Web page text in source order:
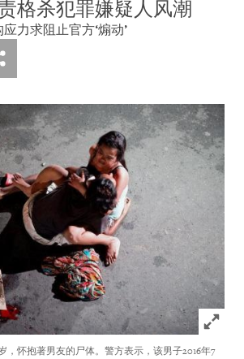
格杀犯罪嫌疑人风潮
力求阻止官方‘煽动’
via Bluesky
sharing options
Click
，怀抱著男友的尸体。警方表示，该男子2016年7